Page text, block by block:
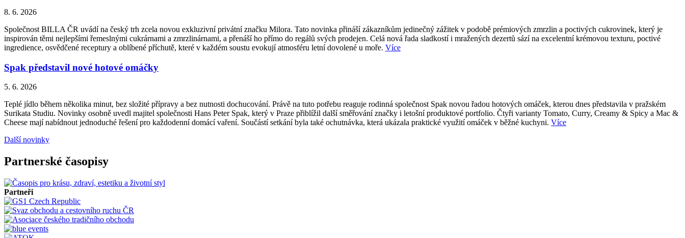
8. 6. 2026
Společnost BILLA ČR uvádí na český trh zcela novou exkluzivní privátní značku Milora. Tato novinka přináší zákazníkům jedinečný zážitek v podobě prémiových zmrzlin a poctivých cukrovinek, který je
inspirován těmi nejlepšími řemeslnými cukrárnami a zmrzlinárnami, a přenáší ho přímo do regálů svých prodejen. Celá nová řada sladkostí i mražených dezertů sází na excelentní krémovou texturu, poctivé
ingredience, osvědčené receptury a oblíbené příchutě, které v každém soustu evokují atmosféru letní dovolené u moře. Více
Spak představil nové hotové omáčky
5. 6. 2026
Teplé jídlo během několika minut, bez složité přípravy a bez nutnosti dochucování. Právě na tuto potřebu reaguje rodinná společnost Spak novou řadou hotových omáček, kterou dnes představila v pražském
Surikata Studiu. Novinky osobně uvedl majitel společnosti Hans Peter Spak, který v Praze přiblížil další směřování značky i letošní produktové portfolio. Čtyři varianty Tomato, Curry, Creamy & Spicy a Mac &
Cheese mají nabídnout jednoduché řešení pro každodenní domácí vaření. Součástí setkání byla také ochutnávka, která ukázala praktické využití omáček v běžné kuchyni. Více
Další novinky
Partnerské časopisy
Partneři